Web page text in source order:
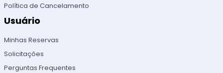
Política de Cancelamento
Usuário
Minhas Reservas
Solicitações
Perguntas Frequentes